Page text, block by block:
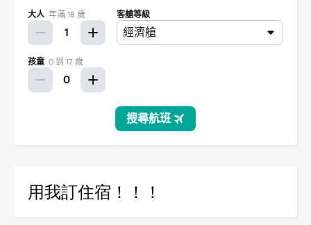
用我訂住宿！！！